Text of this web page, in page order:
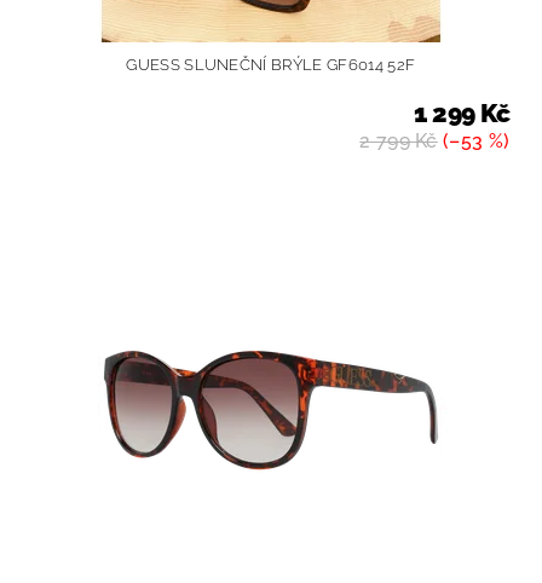
GUESS SLUNEČNÍ BRÝLE GF6014 52F
2 799 Kč(–53 %)
1 299 Kč